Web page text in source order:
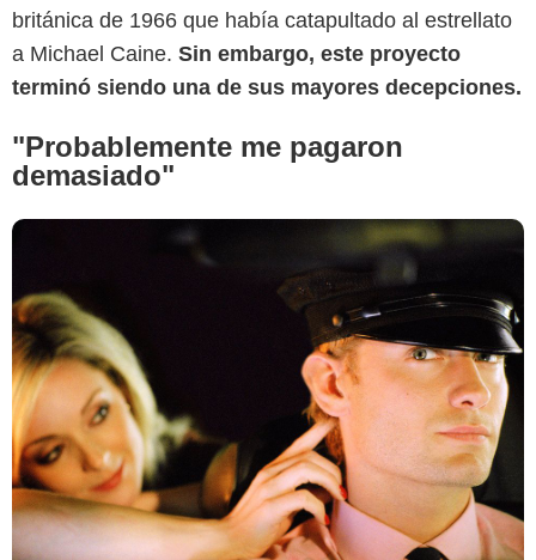
británica de 1966 que había catapultado al estrellato
a Michael Caine. Sin embargo, este proyecto
terminó siendo una de sus mayores decepciones.
"Probablemente me pagaron
demasiado"